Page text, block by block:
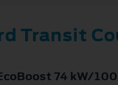
Transit
74 kW/